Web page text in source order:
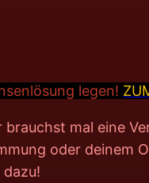
legen!
mal eine
oder deinem